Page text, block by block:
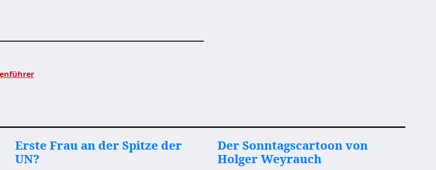
Erste Frau an der Spitze der
UN?
Der Sonntagscartoon von
Holger Weyrauch